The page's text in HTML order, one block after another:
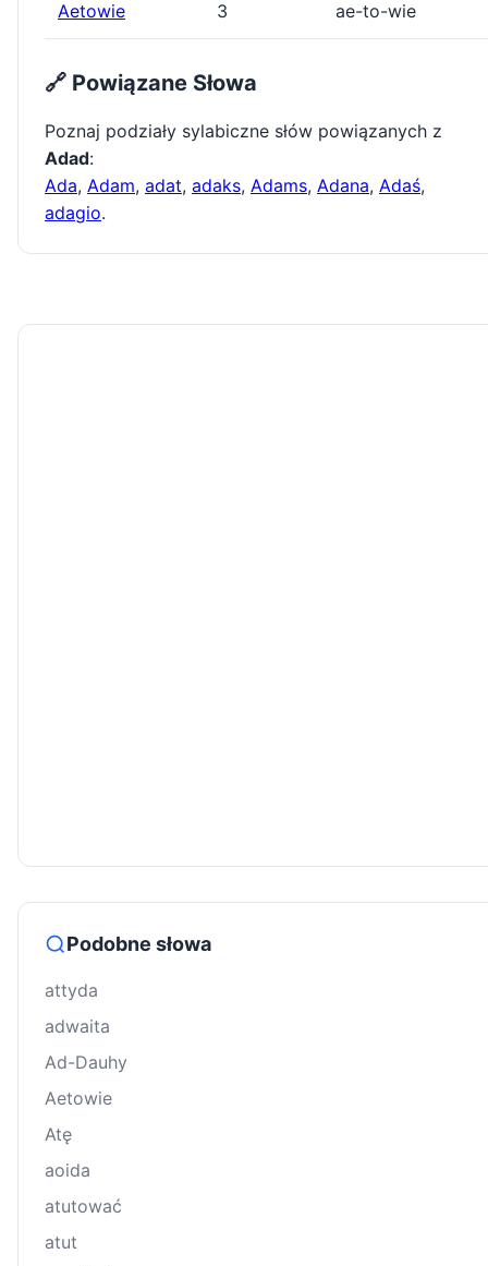
Aetowie 3 ae-to-wie
🔗 Powiązane Słowa
Poznaj podziały sylabiczne słów powiązanych z
Adad:
Ada, Adam, adat, adaks, Adams, Adana, Adaś,
adagio.
Podobne słowa
attyda
adwaita
Ad-Dauhy
Aetowie
Atę
aoida
atutować
atut